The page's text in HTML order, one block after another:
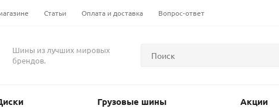
Статьи Оплата и доставка Вопрос-ответ
Шины из лучших мировых
брендов.
Грузовые шины Акции